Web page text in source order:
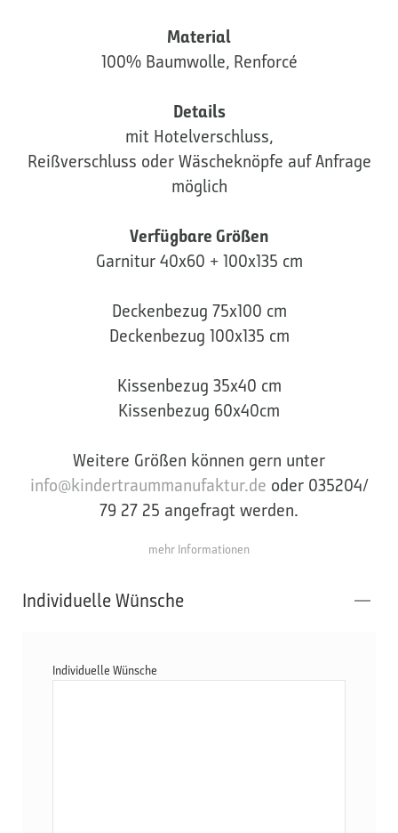
Material
100% Baumwolle, Renforcé
Details
mit Hotelverschluss,
Reißverschluss oder Wäscheknöpfe auf Anfrage
möglich
Verfügbare Größen
Garnitur 40x60 + 100x135 cm
Deckenbezug 75x100 cm
Deckenbezug 100x135 cm
Kissenbezug 35x40 cm
Kissenbezug 60x40cm
Weitere Größen können gern unter
info@kindertraummanufaktur.de oder 035204/
79 27 25 angefragt werden.
mehr Informationen
Individuelle Wünsche
Individuelle Wünsche